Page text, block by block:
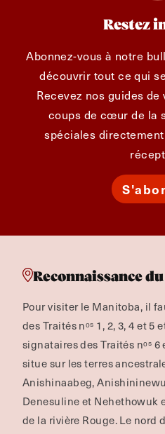
Restez
Abonnez-vous à notre
découvrir tout ce qui
Recevez nos guides
coups de cœur de la
spéciales
Reconnaissance
Pour visiter le Manitoba, il
des Traités nᵒˢ 1, 2, 3, 4 et
signataires des Traités nᵒˢ
situe sur les terres
Anishinaabeg,
Denesuline et Nehethowuk
de la rivière Rouge.Le nord